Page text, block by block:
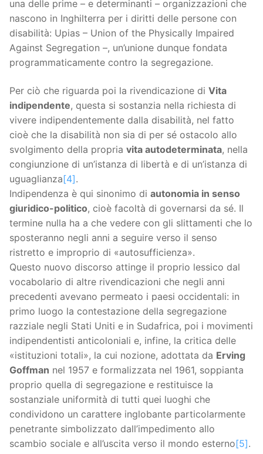
una delle prime – e determinanti – organizzazioni che
nascono in Inghilterra per i diritti delle persone con
disabilità: Upias – Union of the Physically Impaired
Against Segregation –, un’unione dunque fondata
programmaticamente contro la segregazione.
Per ciò che riguarda poi la rivendicazione di Vita
indipendente, questa si sostanzia nella richiesta di
vivere indipendentemente dalla disabilità, nel fatto
cioè che la disabilità non sia di per sé ostacolo allo
svolgimento della propria vita autodeterminata, nella
congiunzione di un’istanza di libertà e di un’istanza di
uguaglianza[4].
Indipendenza è qui sinonimo di autonomia in senso
giuridico-politico, cioè facoltà di governarsi da sé. Il
termine nulla ha a che vedere con gli slittamenti che lo
sposteranno negli anni a seguire verso il senso
ristretto e improprio di «autosufficienza».
Questo nuovo discorso attinge il proprio lessico dal
vocabolario di altre rivendicazioni che negli anni
precedenti avevano permeato i paesi occidentali: in
primo luogo la contestazione della segregazione
razziale negli Stati Uniti e in Sudafrica, poi i movimenti
indipendentisti anticoloniali e, infine, la critica delle
«istituzioni totali», la cui nozione, adottata da Erving
Goffman nel 1957 e formalizzata nel 1961, soppianta
proprio quella di segregazione e restituisce la
sostanziale uniformità di tutti quei luoghi che
condividono un carattere inglobante particolarmente
penetrante simbolizzato dall’impedimento allo
scambio sociale e all’uscita verso il mondo esterno[5].